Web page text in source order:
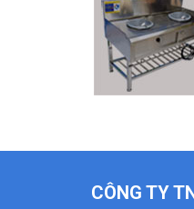
CÔNG TY